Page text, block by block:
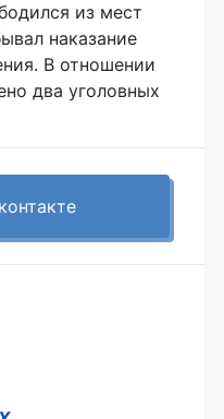
из мест
наказание
В отношении
два уголовных